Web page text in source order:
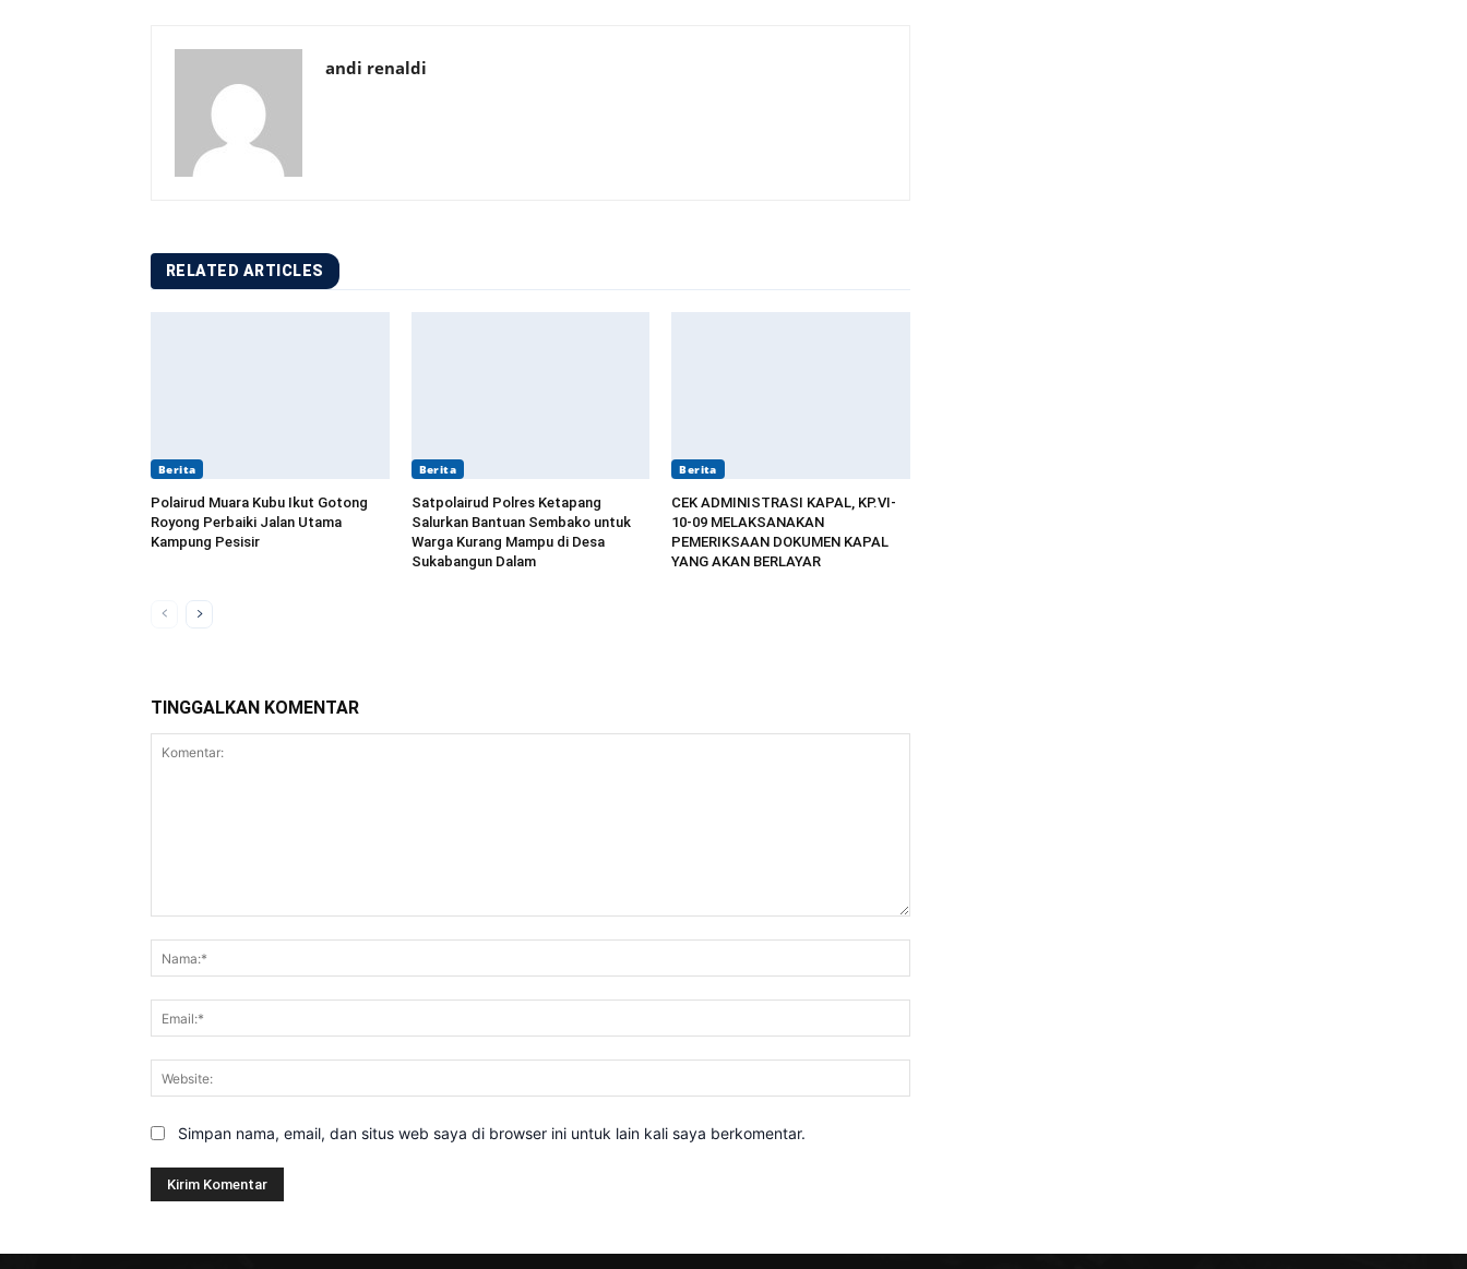
andi renaldi
RELATED ARTICLES
Berita
Polairud Muara Kubu Ikut Gotong
Royong Perbaiki Jalan Utama
Kampung Pesisir
Berita
Satpolairud Polres Ketapang
Salurkan Bantuan Sembako untuk
Warga Kurang Mampu di Desa
Sukabangun Dalam
Berita
CEK ADMINISTRASI KAPAL, KP.VI-
10-09 MELAKSANAKAN
PEMERIKSAAN DOKUMEN KAPAL
YANG AKAN BERLAYAR
TINGGALKAN KOMENTAR
Simpan nama, email, dan situs web saya di browser ini untuk lain kali saya berkomentar.